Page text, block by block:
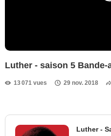
Luther - saison 5 Bande-
13 071 vues 29 nov. 2018
Luther -